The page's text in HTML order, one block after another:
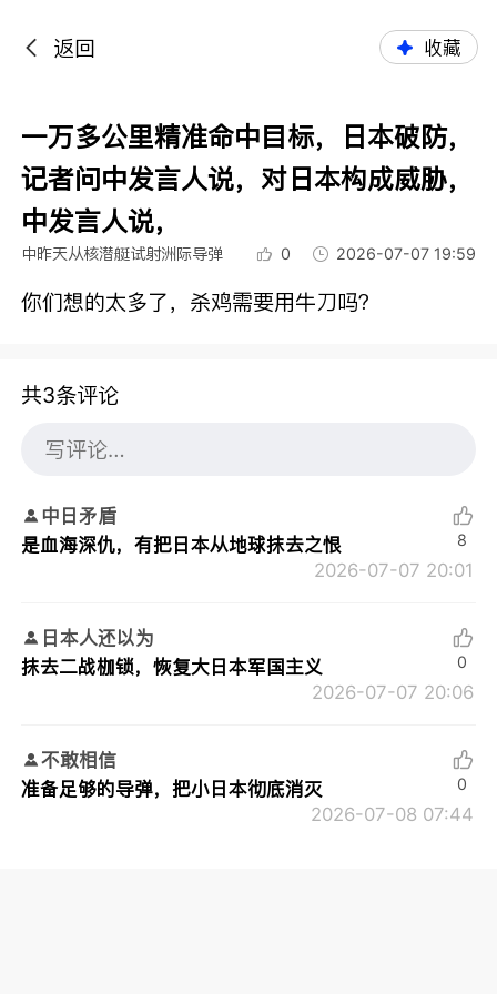
返回 收藏
一万多公里精准命中目标，日本破防，
记者问中发言人说，对日本构成威胁，
中发言人说，
中昨天从核潜艇试射洲际导弹 0 2026-07-07 19:59
你们想的太多了，杀鸡需要用牛刀吗？
共3条评论
中日矛盾
是血海深仇，有把日本从地球抹去之恨
2026-07-07 20:01
8
日本人还以为
抹去二战枷锁，恢复大日本军国主义
2026-07-07 20:06
0
不敢相信
准备足够的导弹，把小日本彻底消灭
2026-07-08 07:44
0